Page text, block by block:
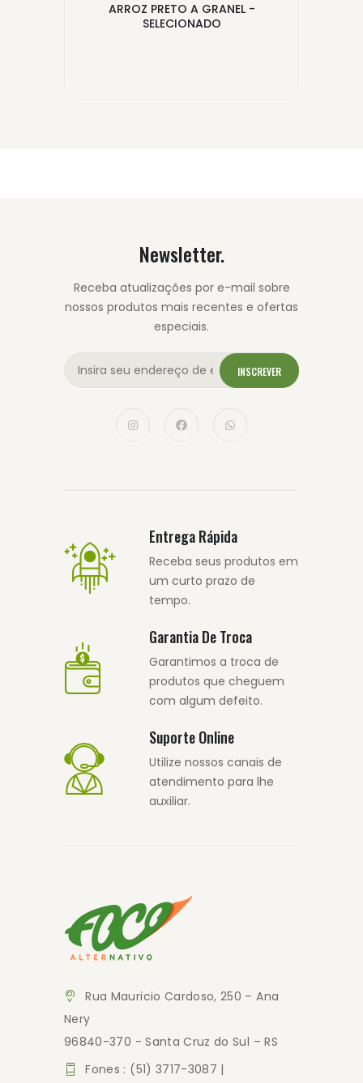
ARROZ PRETO A GRANEL -
SELECIONADO
Newsletter.
Receba atualizações por e-mail sobre
nossos produtos mais recentes e ofertas
especiais.
INSCREVER
Entrega Rápida
Receba seus produtos em
um curto prazo de
tempo.
Garantia De Troca
Garantimos a troca de
produtos que cheguem
com algum defeito.
Suporte Online
Utilize nossos canais de
atendimento para lhe
auxiliar.
Rua Mauricio Cardoso, 250 – Ana
Nery
96840-370 - Santa Cruz do Sul – RS
Fones : (51) 3717-3087 |